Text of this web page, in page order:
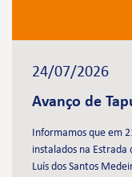
24/07/2026
Avanço de
Informamos que em
instalados na Estrada
Luís dos Santos